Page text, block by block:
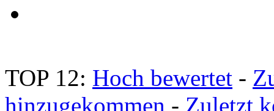
TOP 12: Hoch bewertet -
hinzugekommen - Zuletzt